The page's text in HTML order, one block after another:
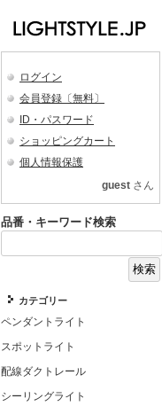
ログイン
会員登録〔無料〕
ID・パスワード
ショッピングカート
個人情報保護
guest さん
品番・キーワード検索
カテゴリー
ペンダントライト
スポットライト
配線ダクトレール
シーリングライト